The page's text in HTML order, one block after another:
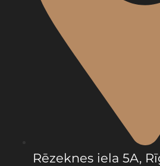
Rēzeknes iela 5A,